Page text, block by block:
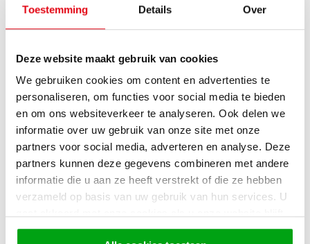
Toestemming Details Over
Deze website maakt gebruik van cookies
We gebruiken cookies om content en advertenties te
personaliseren, om functies voor social media te bieden
en om ons websiteverkeer te analyseren. Ook delen we
informatie over uw gebruik van onze site met onze
partners voor social media, adverteren en analyse. Deze
partners kunnen deze gegevens combineren met andere
informatie die u aan ze heeft verstrekt of die ze hebben
verzameld op basis van uw gebruik van hun services. U
gebruiken.
voordat u bij ons langskomt een vrijblijvend adviesgesprek in
zodat we zeker tijd voor u hebben.
Verschillende combinaties,